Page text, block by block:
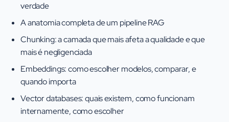
verdade
A anatomia completa de um pipeline RAG
Chunking: a camada que mais afeta a qualidade e que
mais é negligenciada
Embeddings: como escolher modelos, comparar, e
quando importa
Vector databases: quais existem, como funcionam
internamente, como escolher